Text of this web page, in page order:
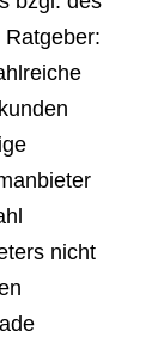
nicht